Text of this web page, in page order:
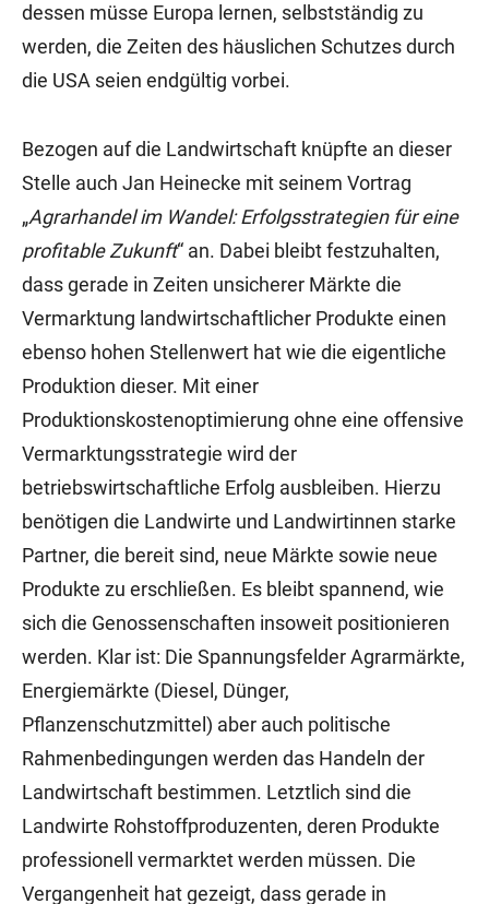
dessen müsse Europa lernen, selbstständig zu
werden, die Zeiten des häuslichen Schutzes durch
die USA seien endgültig vorbei.
Bezogen auf die Landwirtschaft knüpfte an dieser
Stelle auch Jan Heinecke mit seinem Vortrag
„Agrarhandel im Wandel: Erfolgsstrategien für eine
profitable Zukunft“ an. Dabei bleibt festzuhalten,
dass gerade in Zeiten unsicherer Märkte die
Vermarktung landwirtschaftlicher Produkte einen
ebenso hohen Stellenwert hat wie die eigentliche
Produktion dieser. Mit einer
Produktionskostenoptimierung ohne eine offensive
Vermarktungsstrategie wird der
betriebswirtschaftliche Erfolg ausbleiben. Hierzu
benötigen die Landwirte und Landwirtinnen starke
Partner, die bereit sind, neue Märkte sowie neue
Produkte zu erschließen. Es bleibt spannend, wie
sich die Genossenschaften insoweit positionieren
werden. Klar ist: Die Spannungsfelder Agrarmärkte,
Energiemärkte (Diesel, Dünger,
Pflanzenschutzmittel) aber auch politische
Rahmenbedingungen werden das Handeln der
Landwirtschaft bestimmen. Letztlich sind die
Landwirte Rohstoffproduzenten, deren Produkte
professionell vermarktet werden müssen. Die
Vergangenheit hat gezeigt, dass gerade in